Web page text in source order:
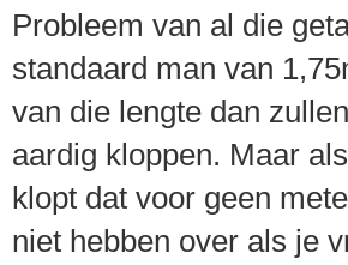
Probleem van al die
standaard man van
van die lengte dan
aardig kloppen. Maar
klopt dat voor geen
niet hebben over als je